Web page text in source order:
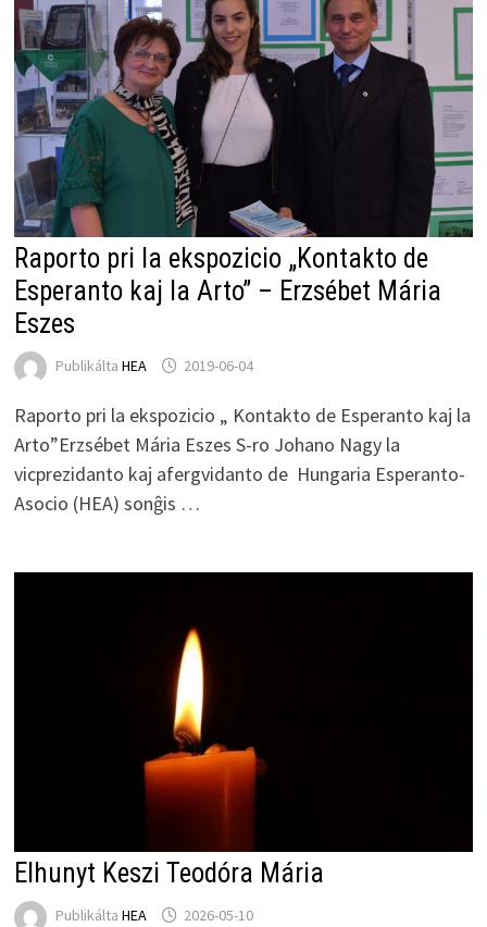
Raporto pri la ekspozicio „Kontakto de
Esperanto kaj la Arto” – Erzsébet Mária
Eszes
Publikálta HEA 2019-06-04
Raporto pri la ekspozicio „ Kontakto de Esperanto kaj la
Arto”Erzsébet Mária Eszes S-ro Johano Nagy la
vicprezidanto kaj afergvidanto de Hungaria Esperanto-
Asocio (HEA) sonĝis …
Elhunyt Keszi Teodóra Mária
Publikálta HEA 2026-05-10